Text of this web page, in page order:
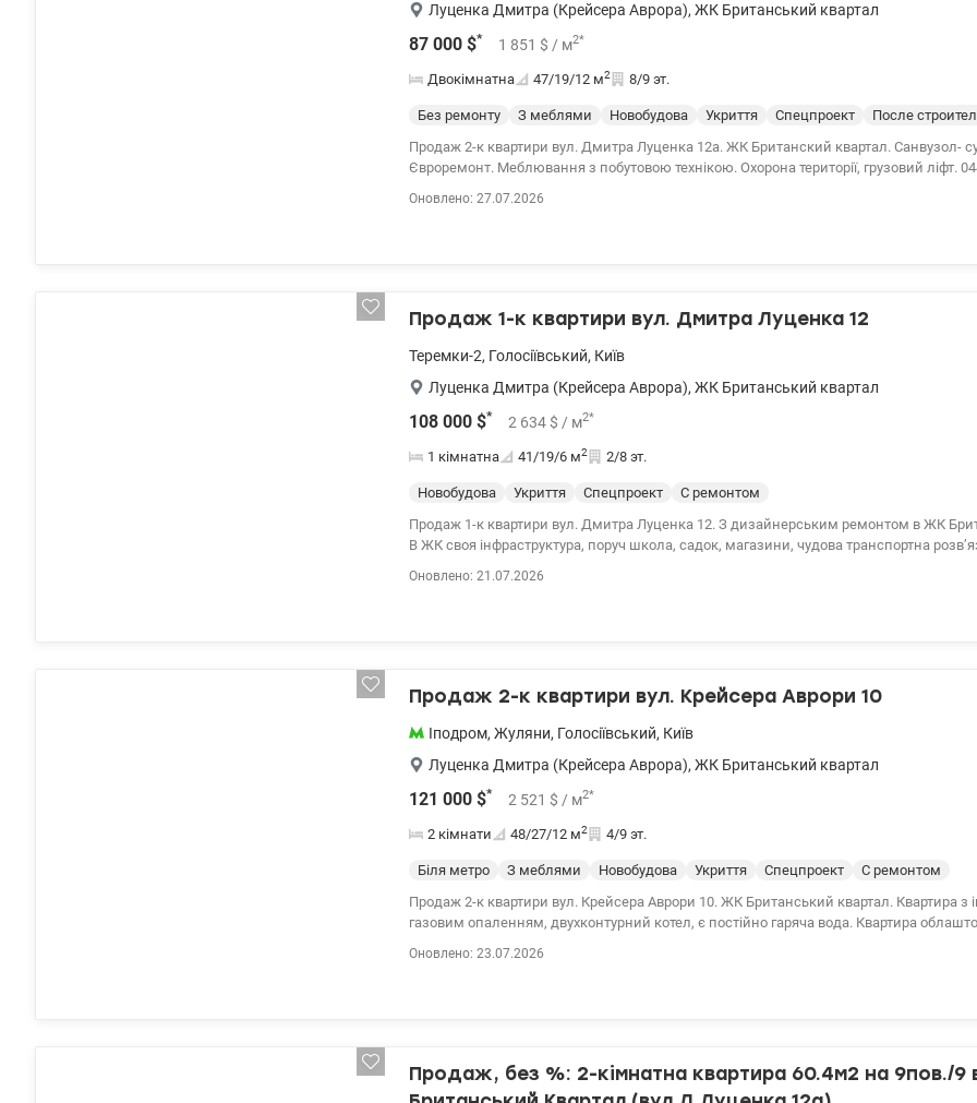
Луценка Дмитра (Крейсера Аврора), ЖК Британський квартал
87 000 $* 1 851 $ / м2*
Двокімнатна 47/19/12 м2 8/9 эт.
Без ремонту З меблями Новобудова Укриття Спецпроект
После
Продаж 2-к квартири вул. Дмитра Луценка 12а. ЖК Британский квартал. Cанвузол-
Євроремонт. Меблювання з побутовою технікою. Охорона території, грузовий ліфт. 044 200 10 80
Оновлено: 27.07.2026
Продаж 1-к квартири вул. Дмитра Луценка 12
Теремки-2, Голосіївський, Київ
Луценка Дмитра (Крейсера Аврора), ЖК Британський квартал
108 000 $* 2 634 $ / м2*
1 кімнатна 41/19/6 м2 2/8 эт.
Новобудова Укриття Спецпроект
С ремонтом
Продаж 1-к квартири вул. Дмитра Луценка 12. З дизайнерським ремонтом в ЖК
В ЖК своя інфраструктура, поруч школа, садок, магазини, чудова транспортна розвʼязка. 044 200
Оновлено: 21.07.2026
Продаж 2-к квартири вул. Крейсера Аврори 10
Іподром, Жуляни, Голосіївський, Київ
Луценка Дмитра (Крейсера Аврора), ЖК Британський квартал
121 000 $* 2 521 $ / м2*
2 кімнати 48/27/12 м2 4/9 эт.
Біля метро З меблями Новобудова Укриття Спецпроект
С ремонтом
Продаж 2-к квартири вул. Крейсера Аврори 10. ЖК Британський квартал. Квартира з
газовим опаленням, двухконтурний котел, є постійно гаряча вода. Квартира
Оновлено: 23.07.2026
Продаж, без %: 2-кімнатна квартира 60.4м2 на 9пов./9